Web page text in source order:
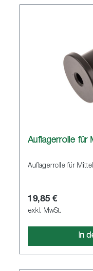
Auflagerrolle für
Auflagerrolle für
19,85 €
exkl. MwSt.
In